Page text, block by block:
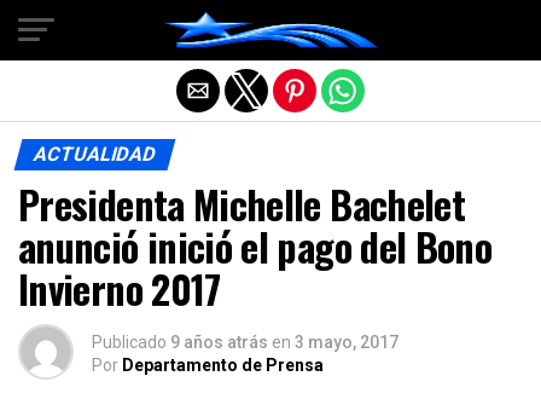
ACTUALIDAD
Presidenta Michelle Bachelet
anunció inició el pago del Bono
Invierno 2017
Publicado 9 años atrás en 3 mayo, 2017
Por Departamento de Prensa
Salir de la versión móvil